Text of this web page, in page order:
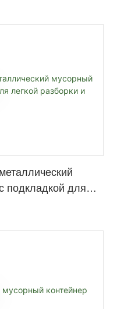
подкладкой для